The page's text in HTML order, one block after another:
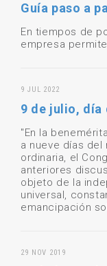
Guía paso a
En tiempos de
empresa
9 JUL 2022
9 de julio, día
"En la
a nueve días
ordinaria, el
anteriores
objeto de la
universal,
emancipación
29 NOV 2019